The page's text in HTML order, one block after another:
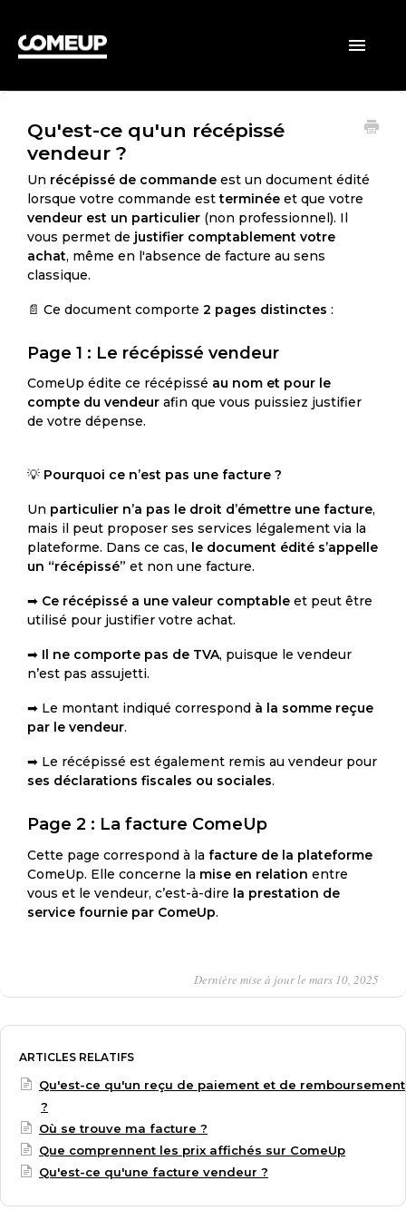
Toggle
VENDEURS
GÉNÉRAL
Qu'est-ce qu'un récépissé
vendeur ?
Un récépissé de commande est un document édité
lorsque votre commande estterminée et que votre
vendeur est un particulier (non professionnel). Il
vous permet de justifier comptablement votre
achat, même en l'absence de facture au sens
classique.
📄 Ce document comporte 2 pages distinctes :
Page 1 : Le récépissé vendeur
ComeUp édite ce récépissé au nom et pour le
compte du vendeur afin que vous puissiez justifier
de votre dépense.
💡 Pourquoi ce n’est pas une facture ?
Un particulier n’a pas le droit d’émettre une facture,
mais il peut proposer ses services légalement via la
plateforme. Dans ce cas, le document édité s’appelle
un “récépissé” et non une facture.
➡ Ce récépissé a une valeur comptable et peut être
utilisé pour justifier votre achat.
➡ Il ne comporte pas de TVA, puisque le vendeur
n’est pas assujetti.
➡ Le montant indiqué correspond à la somme reçue
par le vendeur.
➡ Le récépissé est également remis au vendeur pour
ses déclarations fiscales ou sociales.
Page 2 : La facture ComeUp
Cette page correspond à la facture de la plateforme
ComeUp. Elle concerne la mise en relation entre
vous et le vendeur, c’est-à-dire la prestation de
service fournie par ComeUp.
Dernière mise à jour le mars 10, 2025
ARTICLES RELATIFS
Qu'est-ce qu'un reçu de paiement et de remboursement
?
Où se trouve ma facture ?
Que comprennent les prix affichés sur ComeUp
Qu'est-ce qu'une facture vendeur ?